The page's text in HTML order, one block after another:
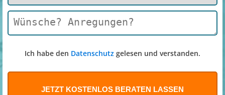
Ich habe den Datenschutz gelesen und verstanden.